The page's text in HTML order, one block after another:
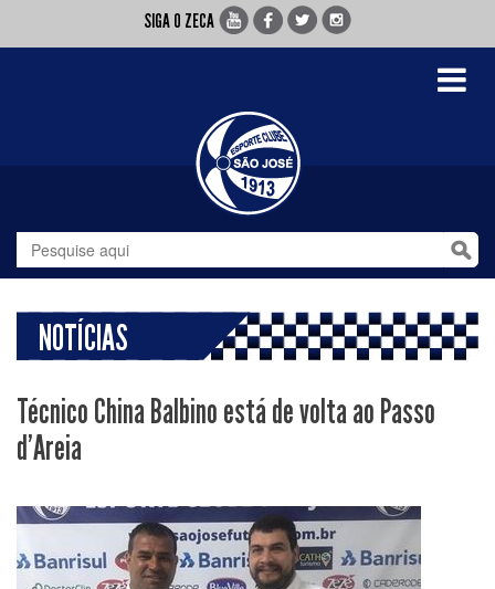
SIGA O ZECA
Toggle
NOTÍCIAS
Técnico China Balbino está de volta ao Passo
d'Areia